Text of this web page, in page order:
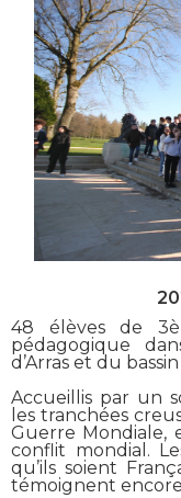
48 élèves de
pédagogique
d’Arras et du
Accueillis par un
les tranchées
Guerre Mondiale,
conflit mondial.
qu’ils soient
témoignent